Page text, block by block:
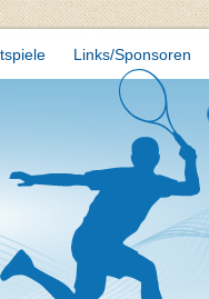
Links/Sponsoren